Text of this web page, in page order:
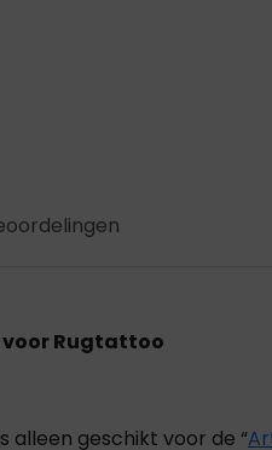
voor Rugtattoo
alleen geschikt voor de “